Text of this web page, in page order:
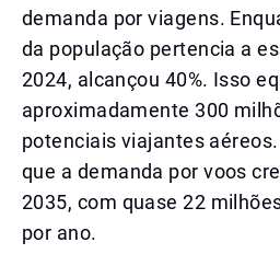
demanda por viagens.
da população pertencia a
2024, alcançou 40%. Isso
aproximadamente 300
potenciais viajantes
que a demanda por voos
2035, com quase 22
por ano.